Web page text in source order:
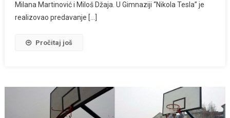
Milana Martinović i Miloš Džaja. U Gimnaziji “Nikola Tesla” je
realizovao predavanje […]
Pročitaj još